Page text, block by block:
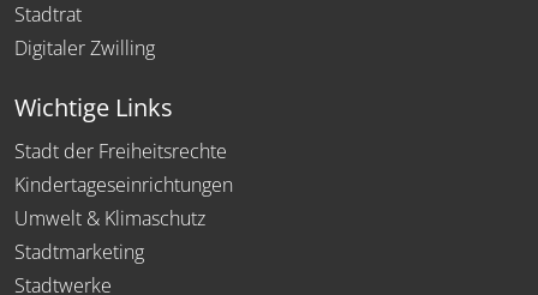
Stadtrat
Digitaler Zwilling
Wichtige Links
Stadt der Freiheitsrechte
Kindertageseinrichtungen
Umwelt & Klimaschutz
Stadtmarketing
Stadtwerke